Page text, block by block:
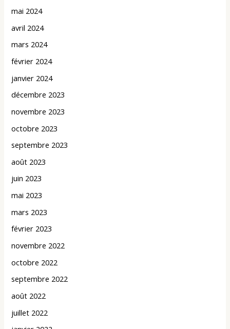
mai 2024
avril 2024
mars 2024
février 2024
janvier 2024
décembre 2023
novembre 2023
octobre 2023
septembre 2023
août 2023
juin 2023
mai 2023
mars 2023
février 2023
novembre 2022
octobre 2022
septembre 2022
août 2022
juillet 2022